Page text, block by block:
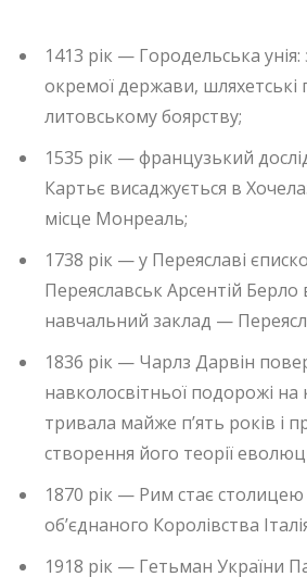
1413 рік — Городельська
окремої держави, шляхетські
литовському боярству;
1535 рік — французький
Картьє висаджується в
місце Монреаль;
1738 рік — у Переяславі
Переяславськ Арсентій
навчальний заклад —
1836 рік — Чарлз Дарвін
навколосвітньої подорожі на
тривала майже п’ять років і
створення його теорії
1870 рік — Рим стає столицею
об’єднаного Королівства
1918 рік — Гетьман України